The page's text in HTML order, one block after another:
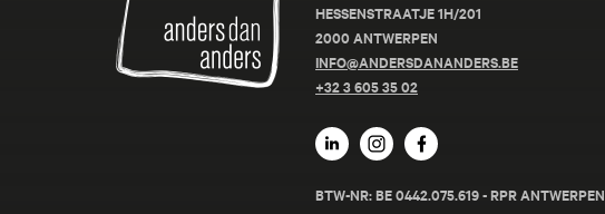
HESSENSTRAATJE 1H/201
2000 ANTWERPEN
INFO@ANDERSDANANDERS.BE
+32 3 605 35 02
BTW-NR: BE 0442.075.619 - RPR ANTWERPEN